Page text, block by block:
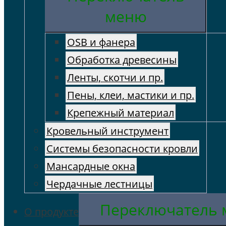
меню
OSB и фанера
Обработка древесины
Ленты, скотчи и пр.
Пены, клеи, мастики и пр.
Крепежный материал
Кровельный инструмент
Cистемы безопасности кровли
Мансардные окна
Чердачные лестницы
О продукте